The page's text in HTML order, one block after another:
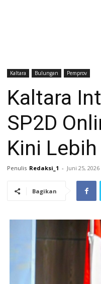
Kaltara Bulungan Pemprov
Kaltara
SP2D
Kini
Penulis Redaksi_1 - Juni 25, 2026
Bagikan